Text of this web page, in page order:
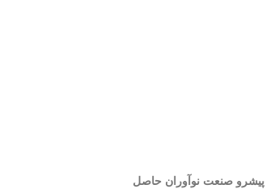
پیشرو صنعت نوآوران حاصل